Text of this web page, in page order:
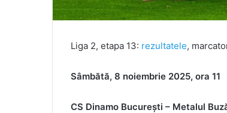
Liga 2, etapa 13: rezultatele,
Sâmbătă, 8 noiembrie 2025, ora 11
CS Dinamo Bucureşti – Metalul